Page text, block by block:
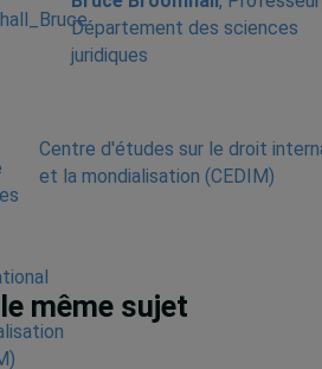
Département des sciences
juridiques
Centre d'études sur le droit
et la mondialisation (CEDIM)
même sujet